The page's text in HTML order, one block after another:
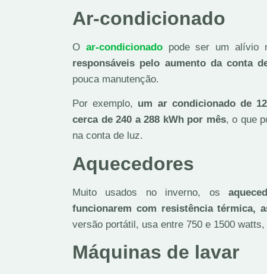
Ar-condicionado
O ar-condicionadopode ser um alívio
responsáveis pelo aumento da conta
pouca manutenção.
Por exemplo, um ar condicionado de
cerca de 240 a 288 kWh por mês, o que
na conta de luz.
Aquecedores
Muito usados no inverno, os
funcionarem com resistência térmica,
versão portátil, usa entre 750 e 1500
Máquinas de lavar